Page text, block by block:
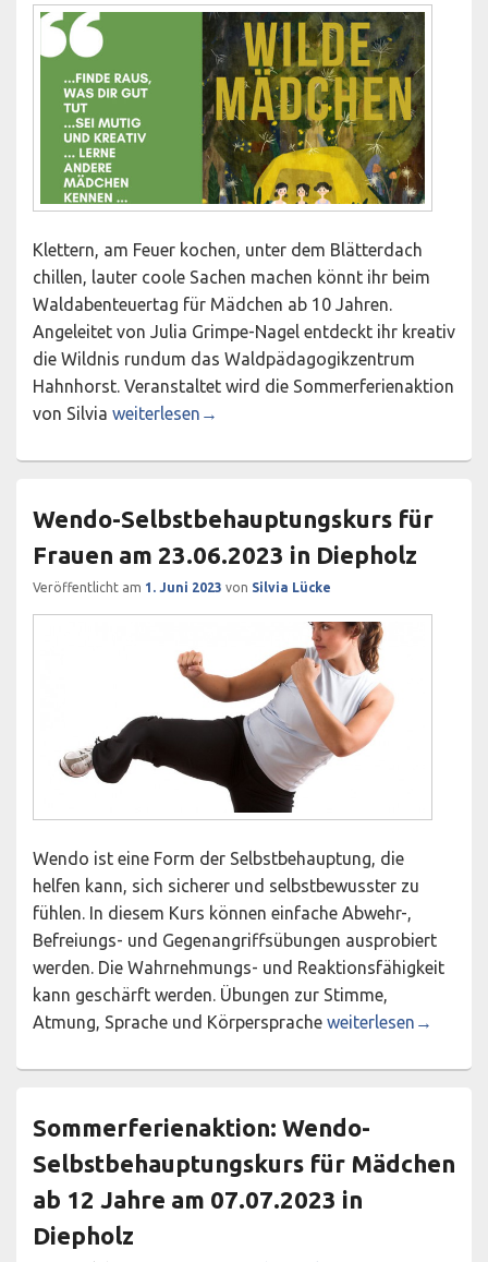
Klettern, am Feuer kochen, unter dem Blätterdach
chillen, lauter coole Sachen machen könnt ihr beim
Waldabenteuertag für Mädchen ab 10 Jahren.
Angeleitet von Julia Grimpe-Nagel entdeckt ihr kreativ
die Wildnis rundum das Waldpädagogikzentrum
Hahnhorst. Veranstaltet wird die Sommerferienaktion
von Silvia Waldabenteuer – Sommerferienaktion für
weiterlesen →
Wendo-Selbstbehauptungskurs für
Frauen am 23.06.2023 in Diepholz
Veröffentlicht am 1. Juni 2023 von Silvia Lücke
Wendo ist eine Form der Selbstbehauptung, die
helfen kann, sich sicherer und selbstbewusster zu
fühlen. In diesem Kurs können einfache Abwehr-,
Befreiungs- und Gegenangriffsübungen ausprobiert
werden. Die Wahrnehmungs- und Reaktionsfähigkeit
kann geschärft werden. Übungen zur Stimme,
Atmung, Sprache und Körpersprache Wendo-
weiterlesen →
Sommerferienaktion: Wendo-
Selbstbehauptungskurs für Mädchen
ab 12 Jahre am 07.07.2023 in
Diepholz